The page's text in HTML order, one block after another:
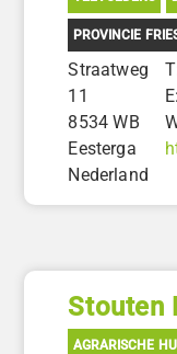
PROVINCIE
Straatweg
11
8534 WB
Eesterga
Nederland
E:
Stouten
AGRARISCHE